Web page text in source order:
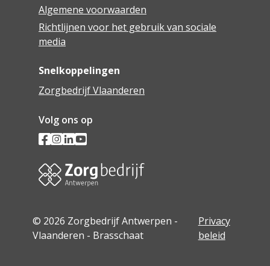
Algemene voorwaarden
Richtlijnen voor het gebruik van sociale
media
Snelkoppelingen
Zorgbedrijf Vlaanderen
Volg ons op
© 2026 Zorgbedrijf Antwerpen -
Vlaanderen - Brasschaat
Privacy
beleid